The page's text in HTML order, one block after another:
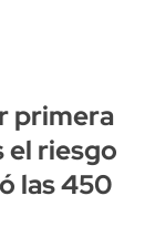
primera
el riesgo
las 450